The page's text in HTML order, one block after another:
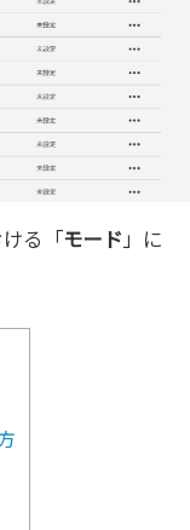
る「モード 」に